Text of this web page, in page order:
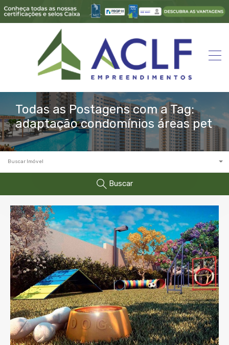
Todas as Postagens com a Tag:
adaptação condomínios áreas pet
Buscar Imóvel
Buscar